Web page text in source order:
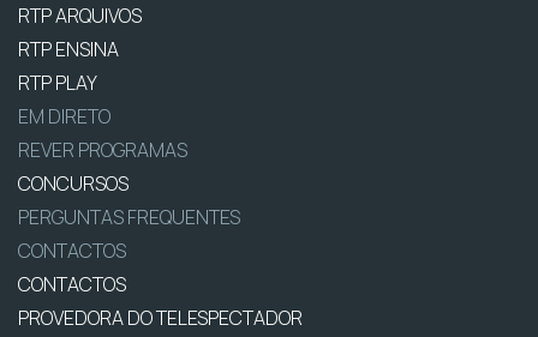
RTP ARQUIVOS
RTP ENSINA
RTP PLAY
EM DIRETO
REVER PROGRAMAS
CONCURSOS
PERGUNTAS FREQUENTES
CONTACTOS
CONTACTOS
PROVEDORA DO TELESPECTADOR